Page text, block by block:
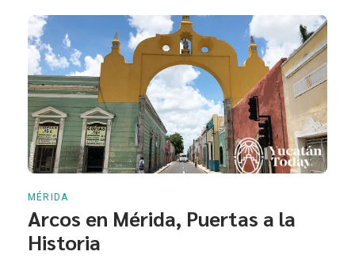
MÉRIDA
Arcos en Mérida, Puertas a la
Historia